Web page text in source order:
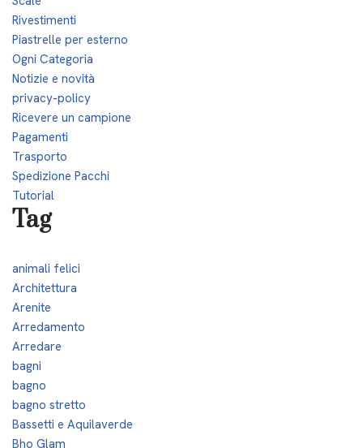
Rivestimenti
Piastrelle per esterno
Ogni Categoria
Notizie e novità
privacy-policy
Ricevere un campione
Pagamenti
Trasporto
Spedizione Pacchi
Tutorial
Tag
animali felici
Architettura
Arenite
Arredamento
Arredare
bagni
bagno
bagno stretto
Bassetti e Aquilaverde
Bho Glam